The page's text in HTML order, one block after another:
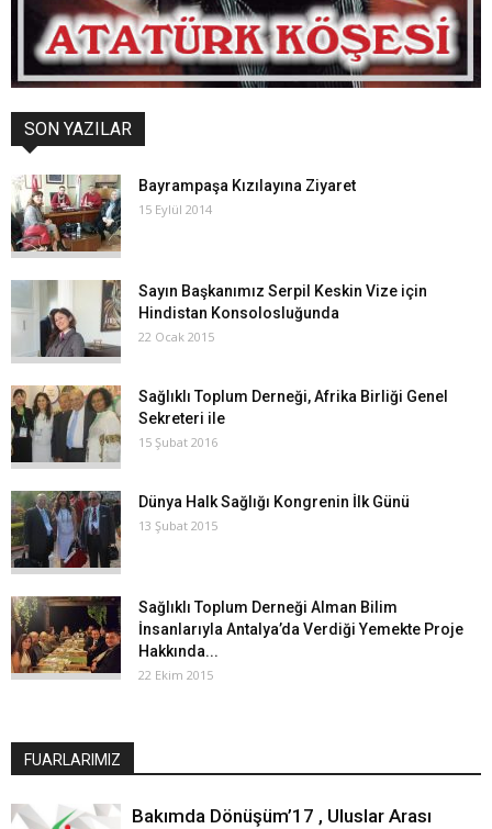
SON YAZILAR
Bayrampaşa Kızılayına Ziyaret
15 Eylül 2014
Sayın Başkanımız Serpil Keskin Vize için
Hindistan Konsolosluğunda
22 Ocak 2015
Sağlıklı Toplum Derneği, Afrika Birliği Genel
Sekreteri ile
15 Şubat 2016
Dünya Halk Sağlığı Kongrenin İlk Günü
13 Şubat 2015
Sağlıklı Toplum Derneği Alman Bilim
İnsanlarıyla Antalya’da Verdiği Yemekte Proje
Hakkında...
22 Ekim 2015
FUARLARIMIZ
Bakımda Dönüşüm’17 , Uluslar Arası